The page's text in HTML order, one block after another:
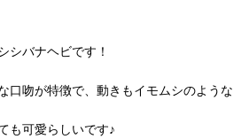
シバナヘビです！
口吻が特徴で、動きもイモムシのような
も可愛らしいです♪